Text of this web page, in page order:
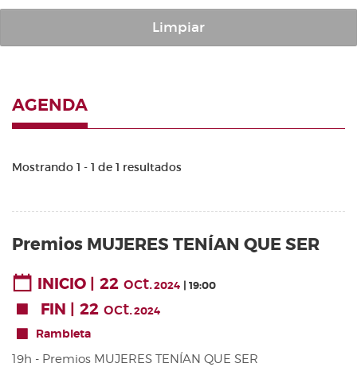
Limpiar
AGENDA
Mostrando 1 - 1 de 1 resultados
Premios MUJERES TENÍAN QUE SER
INICIO 22 oct.2024 19:00
FIN 22 oct.2024
Rambleta
19h - Premios MUJERES TENÍAN QUE SER